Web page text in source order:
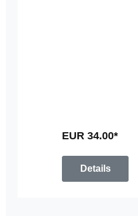
EUR 34.00*
Details